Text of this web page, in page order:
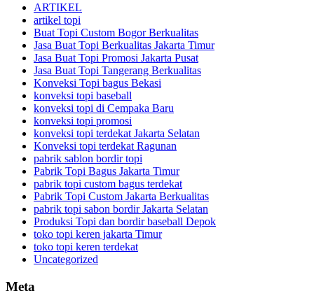
ARTIKEL
artikel topi
Buat Topi Custom Bogor Berkualitas
Jasa Buat Topi Berkualitas Jakarta Timur
Jasa Buat Topi Promosi Jakarta Pusat
Jasa Buat Topi Tangerang Berkualitas
Konveksi Topi bagus Bekasi
konveksi topi baseball
konveksi topi di Cempaka Baru
konveksi topi promosi
konveksi topi terdekat Jakarta Selatan
Konveksi topi terdekat Ragunan
pabrik sablon bordir topi
Pabrik Topi Bagus Jakarta Timur
pabrik topi custom bagus terdekat
Pabrik Topi Custom Jakarta Berkualitas
pabrik topi sabon bordir Jakarta Selatan
Produksi Topi dan bordir baseball Depok
toko topi keren jakarta Timur
toko topi keren terdekat
Uncategorized
Meta